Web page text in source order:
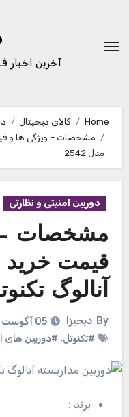
content
آخرین اخبار
Home کالای دیجیتال
مشخصات – ویژگی ها و
مدل 2542
دوربین امنیتی و نظارتی
مشخصات –
قیمت خرید
آنالوگ تکنوتل
By دیجیزا
05 آگوست 2020
#تکنوتل, #دوربین های
برند: